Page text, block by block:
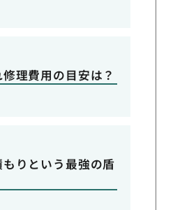
理費用の目安は？
りという最強の盾